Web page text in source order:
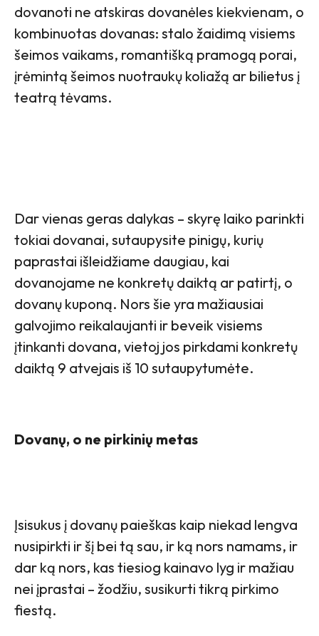
dovanoti ne atskiras dovanėles kiekvienam, o
kombinuotas dovanas: stalo žaidimą visiems
šeimos vaikams, romantišką pramogą porai,
įrėmintą šeimos nuotraukų koliažą ar bilietus į
teatrą tėvams.
Dar vienas geras dalykas – skyrę laiko parinkti
tokiai dovanai, sutaupysite pinigų, kurių
paprastai išleidžiame daugiau, kai
dovanojame ne konkretų daiktą ar patirtį, o
dovanų kuponą. Nors šie yra mažiausiai
galvojimo reikalaujanti ir beveik visiems
įtinkanti dovana, vietoj jos pirkdami konkretų
daiktą 9 atvejais iš 10 sutaupytumėte.
Dovanų, o ne pirkinių metas
Įsisukus į dovanų paieškas kaip niekad lengva
nusipirkti ir šį bei tą sau, ir ką nors namams, ir
dar ką nors, kas tiesiog kainavo lyg ir mažiau
nei įprastai – žodžiu, susikurti tikrą pirkimo
fiestą.